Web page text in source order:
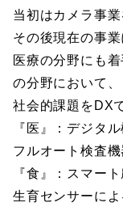
当初はカメラ事
その後現在の事業
医療の分野にも
の分野において、
社会的課題をDX
『医』：デジタ
フルオート検査
『食』：スマー
生育センサーに